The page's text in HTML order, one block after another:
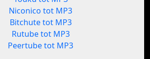
Niconico tot MP3
Bitchute tot MP3
Rutube tot MP3
Peertube tot MP3